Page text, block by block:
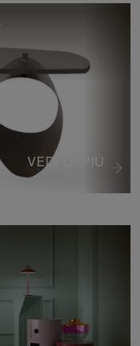
VEDI DI PIÙ